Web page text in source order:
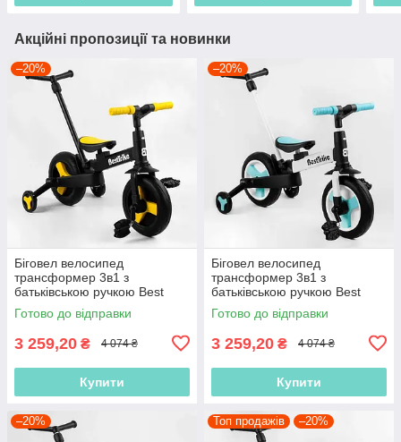
Акційні пропозиції та новинки
–20%
Біговел велосипед
трансформер 3в1 з
батьківською ручкою Best
Trike 58195 колеса PU 10
дюймів, Жовтий
Готово до відправки
3 259,20 ₴ 4 074 ₴
Купити
–20%
Біговел велосипед
трансформер 3в1 з
батьківською ручкою Best
Trike 56659 колеса PU 10
дюймів, Блакитний
Готово до відправки
3 259,20 ₴ 4 074 ₴
Купити
–20% Топ продажів –20%